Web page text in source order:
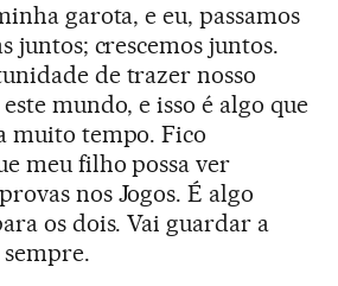
garota, e eu, passamos
juntos; crescemos juntos.
de trazer nosso
mundo, e isso é algo que
muito tempo. Fico
meu filho possa ver
nos Jogos. É algo
os dois. Vai guardar a